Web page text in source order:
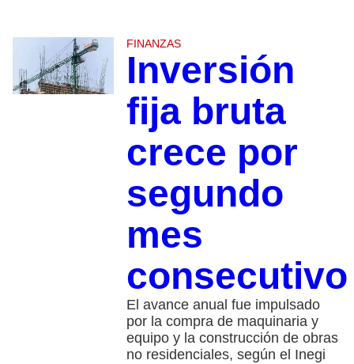
FINANZAS
Inversión
fija bruta
crece por
segundo
mes
El avance anual fue impulsado
por la compra de maquinaria y
equipo y la construcción de obras
no residenciales, según el Inegi